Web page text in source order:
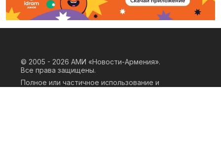
© 2005 - 2026 АМИ «Новости-Армения».
Все права защищены.
Полное или частичное использование и